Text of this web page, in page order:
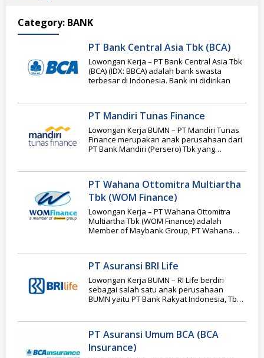
Category: BANK
PT Bank Central Asia Tbk (BCA)
Lowongan Kerja – PT Bank Central Asia Tbk
(BCA) (IDX: BBCA) adalah bank swasta
terbesar di Indonesia. Bank ini didirikan
PT Mandiri Tunas Finance
Lowongan Kerja BUMN – PT Mandiri Tunas
Finance merupakan anak perusahaan dari
PT Bank Mandiri (Persero) Tbk yang
PT Wahana Ottomitra Multiartha
Tbk (WOM Finance)
Lowongan Kerja – PT Wahana Ottomitra
Multiartha Tbk (WOM Finance) adalah
Member of Maybank Group, PT Wahana
PT Asuransi BRI Life
Lowongan Kerja BUMN – RI Life berdiri
sebagai salah satu anak perusahaan
BUMN yaitu PT Bank Rakyat Indonesia, Tbk
PT Asuransi Umum BCA (BCA
Insurance)